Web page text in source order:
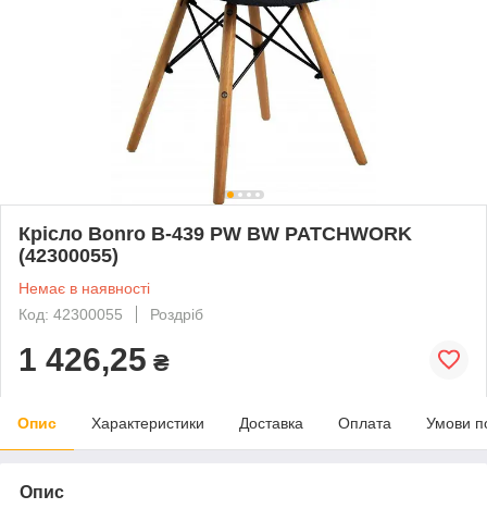
Крісло Bonro В-439 PW BW PATCHWORK
(42300055)
Немає в наявності
Код: 42300055
Роздріб
1 426,25 ₴
Опис Характеристики Доставка Оплата Умови
Опис